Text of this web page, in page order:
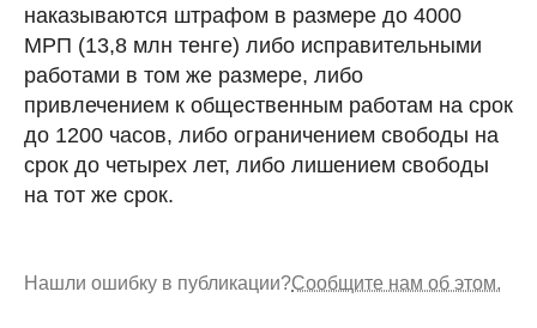
наказываются штрафом в размере до 4000
МРП (13,8 млн тенге) либо исправительными
работами в том же размере, либо
привлечением к общественным работам на срок
до 1200 часов, либо ограничением свободы на
срок до четырех лет, либо лишением свободы
на тот же срок.
Нашли ошибку в публикации?Сообщите нам об этом.